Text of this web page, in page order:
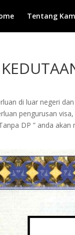
Tentang
di luar negeri
pengurusan
DP ” anda